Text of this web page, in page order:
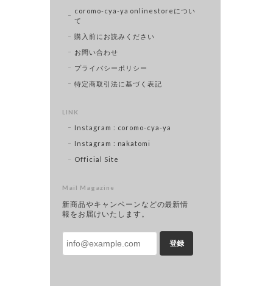
coromo-cya-ya onlinestoreについ
て
購入前にお読みください
お問い合わせ
プライバシーポリシー
特定商取引法に基づく表記
LINK
Instagram : coromo-cya-ya
Instagram : nakatomi
Official Site
Mail Magazine
新商品やキャンペーンなどの最新情
報をお届けいたします。
登録